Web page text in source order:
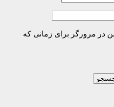
در مرورگر برای زمانی که